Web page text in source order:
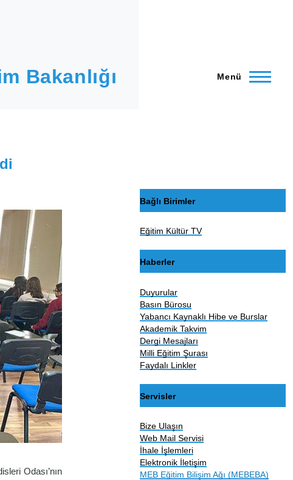
Bakanlığı Menü
Odası’nın
Bağlı Birimler
Eğitim Kültür TV
Haberler
Duyurular
Basın Bürosu
Yabancı Kaynaklı Hibe ve Burslar
Akademik Takvim
Dergi Mesajları
Milli Eğitim Şurası
Faydalı Linkler
Servisler
Bize Ulaşın
Web Mail Servisi
İhale İşlemleri
Elektronik İletişim
MEB Eğitim Bilişim Ağı (MEBEBA)